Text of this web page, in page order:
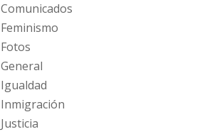
Comunicados
Feminismo
Fotos
General
Igualdad
Inmigración
Justicia